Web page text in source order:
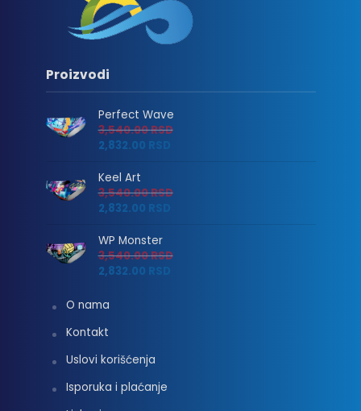
Proizvodi
Perfect Wave
3,540.00RSD
2,832.00 RSD
Keel Art
3,540.00RSD
2,832.00 RSD
WP Monster
3,540.00RSD
2,832.00 RSD
O nama
Kontakt
Uslovi korišćenja
Isporuka i plaćanje